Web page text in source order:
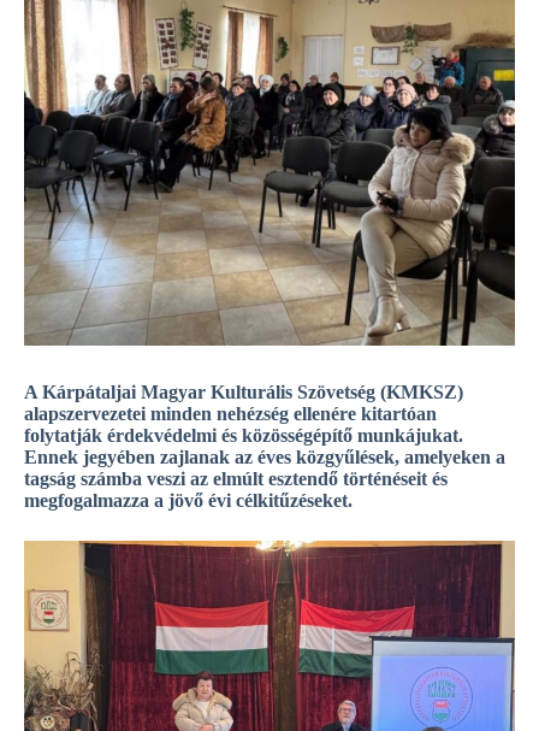
A Kárpátaljai Magyar Kulturális Szövetség (KMKSZ)
alapszervezetei minden nehézség ellenére kitartóan
folytatják érdekvédelmi és közösségépítő munkájukat.
Ennek jegyében zajlanak az éves közgyűlések, amelyeken a
tagság számba veszi az elmúlt esztendő történéseit és
megfogalmazza a jövő évi célkitűzéseket.